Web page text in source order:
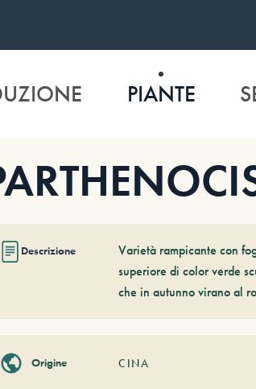
PIANTE
Descrizione
Varietà rampicante con
superiore di color verde
che in autunno virano al
Origine CINA